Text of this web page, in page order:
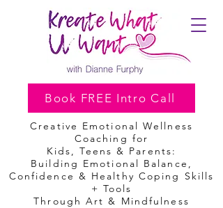
Creative Emotional Wellness
Coaching for
Kids, Teens & Parents:
Building Emotional Balance,
Confidence & Healthy Coping Skills
+ Tools
Through Art & Mindfulness
Book FREE Intro Call